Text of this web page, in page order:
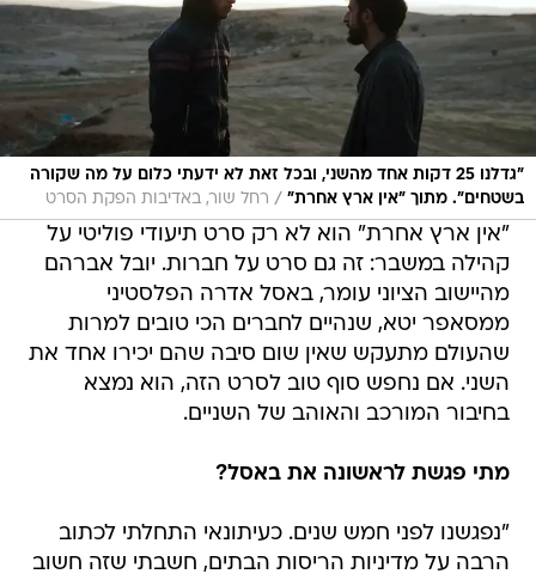
"גדלנו 25 דקות אחד מהשני, ובכל זאת לא ידעתי כלום על מה שקורה
בשטחים". מתוך "אין ארץ אחרת" / רחל שור, באדיבות הפקת הסרט
"אין ארץ אחרת" הוא לא רק סרט תיעודי פוליטי על
קהילה במשבר: זה גם סרט על חברות. יובל אברהם
מהיישוב הציוני עומר, באסל אדרה הפלסטיני
ממסאפר יטא, שנהיים לחברים הכי טובים למרות
שהעולם מתעקש שאין שום סיבה שהם יכירו אחד את
השני. אם נחפש סוף טוב לסרט הזה, הוא נמצא
בחיבור המורכב והאוהב של השניים.
מתי פגשת לראשונה את באסל?
"נפגשנו לפני חמש שנים. כעיתונאי התחלתי לכתוב
הרבה על מדיניות הריסות הבתים, חשבתי שזה חשוב